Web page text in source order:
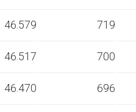
46.579 719
46.517 700
46.470 696